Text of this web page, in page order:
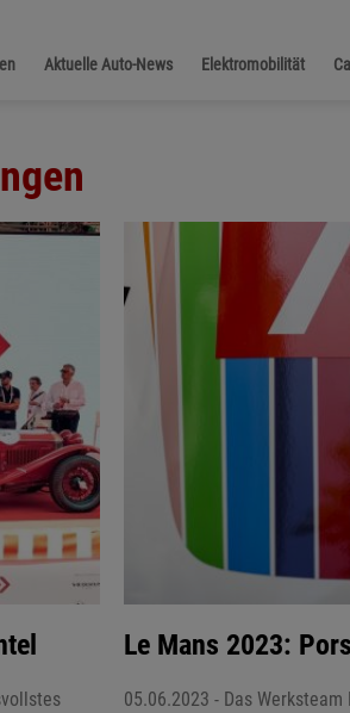
Aktuelle Auto-News Elektromobilität
Le Mans 2023:
05.06.2023 - Das